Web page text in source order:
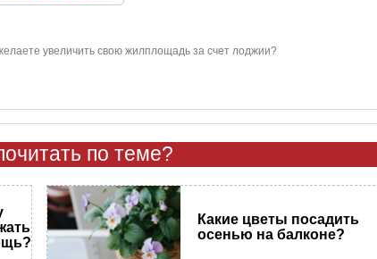
увеличить свою жилплощадь за счет лоджии?
по теме?
Какие цветы посадить
осенью на балконе?